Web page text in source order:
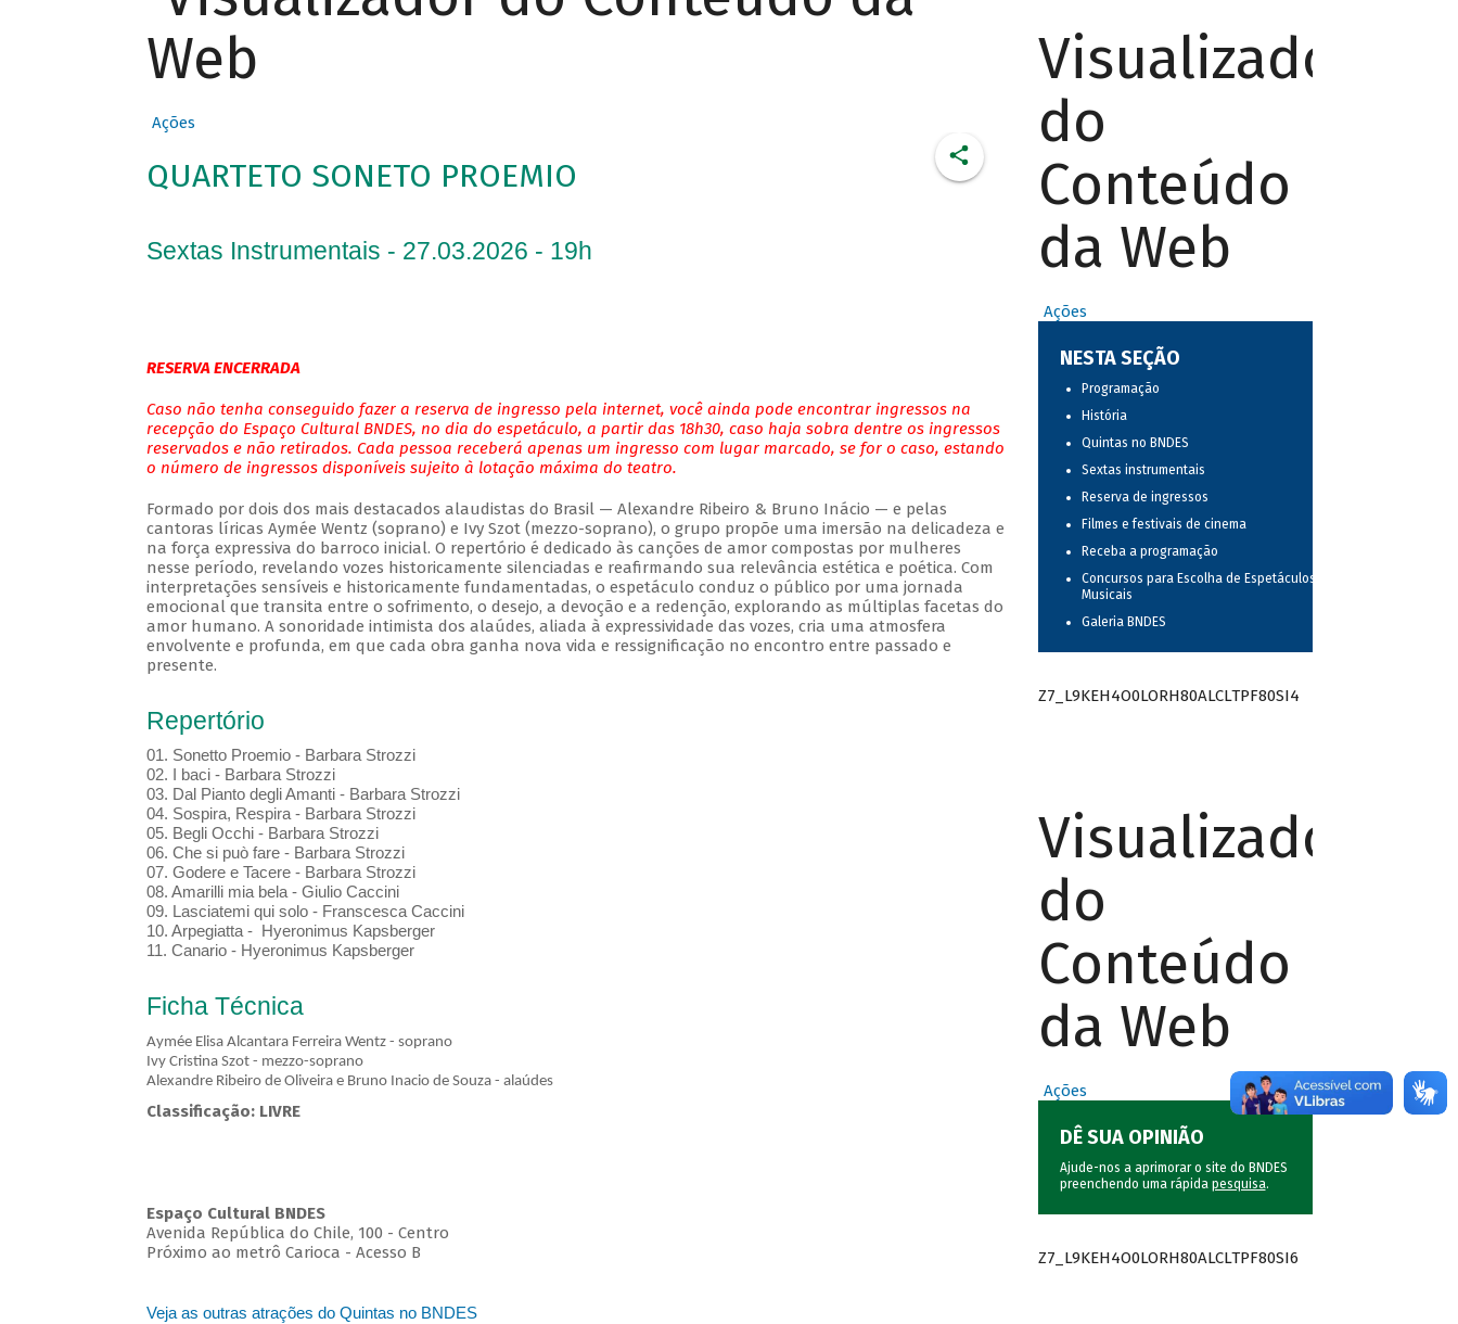
Web
Ações
QUARTETO SONETO PROEMIO
Sextas Instrumentais - 27.03.2026 - 19h
RESERVA ENCERRADA
Caso não tenha conseguido fazer a reserva de ingresso pela internet, você ainda pode encontrar ingressos na
recepção do Espaço Cultural BNDES, no dia do espetáculo, a partir das 18h30, caso haja sobra dentre os ingressos
reservados e não retirados. Cada pessoa receberá apenas um ingresso com lugar marcado, se for o caso, estando
o número de ingressos disponíveis sujeito à lotação máxima do teatro.
Formado por dois dos mais destacados alaudistas do Brasil — Alexandre Ribeiro & Bruno Inácio — e pelas
cantoras líricas Aymée Wentz (soprano) e Ivy Szot (mezzo-soprano), o grupo propõe uma imersão na delicadeza e
na força expressiva do barroco inicial. O repertório é dedicado às canções de amor compostas por mulheres
nesse período, revelando vozes historicamente silenciadas e reafirmando sua relevância estética e poética. Com
interpretações sensíveis e historicamente fundamentadas, o espetáculo conduz o público por uma jornada
emocional que transita entre o sofrimento, o desejo, a devoção e a redenção, explorando as múltiplas facetas do
amor humano. A sonoridade intimista dos alaúdes, aliada à expressividade das vozes, cria uma atmosfera
envolvente e profunda, em que cada obra ganha nova vida e ressignificação no encontro entre passado e
presente.
Repertório
01. Sonetto Proemio - Barbara Strozzi
02. I baci - Barbara Strozzi
03. Dal Pianto degli Amanti - Barbara Strozzi
04. Sospira, Respira - Barbara Strozzi
05. Begli Occhi - Barbara Strozzi
06. Che si può fare - Barbara Strozzi
07. Godere e Tacere - Barbara Strozzi
08. Amarilli mia bela - Giulio Caccini
09. Lasciatemi qui solo - Franscesca Caccini
10. Arpegiatta - Hyeronimus Kapsberger
11. Canario - Hyeronimus Kapsberger
Ficha Técnica
Aymée Elisa Alcantara Ferreira Wentz - soprano
Ivy Cristina Szot - mezzo-soprano
Alexandre Ribeiro de Oliveira e Bruno Inacio de Souza - alaúdes
Classificação: LIVRE
Espaço Cultural BNDES
Avenida República do Chile, 100 - Centro
Próximo ao metrô Carioca - Acesso B
Veja as outras atrações do Quintas no BNDES
Visualizador
do
Conteúdo
da Web
Ações
NESTA SEÇÃO
Programação
História
Quintas no BNDES
Sextas instrumentais
Reserva de ingressos
Filmes e festivais de cinema
Receba a programação
Concursos para Escolha de Espetáculos
Musicais
Galeria BNDES
Z7_L9KEH4O0LORH80ALCLTPF80SI4
Visualizador
do
Conteúdo
da Web
Ações
DÊ SUA OPINIÃO
Ajude-nos a aprimorar o site do BNDES
preenchendo uma rápida pesquisa.
Z7_L9KEH4O0LORH80ALCLTPF80SI6